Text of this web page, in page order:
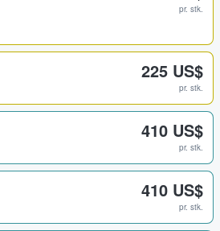
pr. stk.
225 US$
pr. stk.
410 US$
pr. stk.
410 US$
pr. stk.